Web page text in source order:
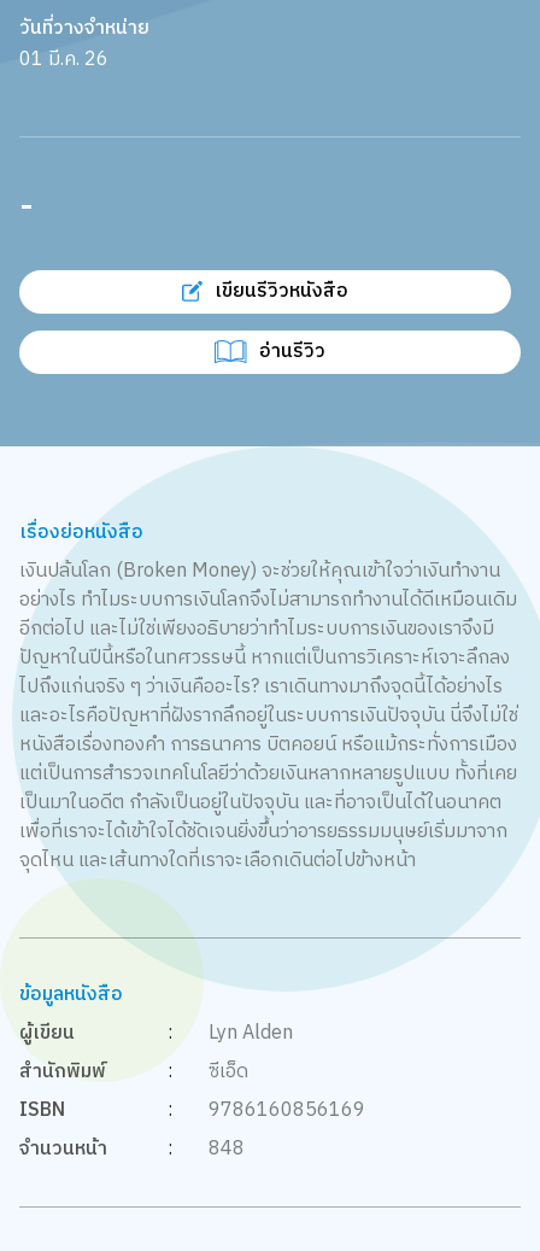
วันที่วางจำหน่าย
01 มี.ค. 26
-
เขียนรีวิวหนังสือ
อ่านรีวิว
เรื่องย่อหนังสือ
เงินปล้นโลก (Broken Money) จะช่วยให้คุณเข้าใจว่าเงินทำงาน
อย่างไร ทำไมระบบการเงินโลกจึงไม่สามารถทำงานได้ดีเหมือนเดิม
อีกต่อไป และไม่ใช่เพียงอธิบายว่าทำไมระบบการเงินของเราจึงมี
ปัญหาในปีนี้หรือในทศวรรษนี้ หากแต่เป็นการวิเคราะห์เจาะลึกลง
ไปถึงแก่นจริง ๆ ว่าเงินคืออะไร? เราเดินทางมาถึงจุดนี้ได้อย่างไร
และอะไรคือปัญหาที่ฝังรากลึกอยู่ในระบบการเงินปัจจุบัน นี่จึงไม่ใช่
หนังสือเรื่องทองคำ การธนาคาร บิตคอยน์ หรือแม้กระทั่งการเมือง
แต่เป็นการสำรวจเทคโนโลยีว่าด้วยเงินหลากหลายรูปแบบ ทั้งที่เคย
เป็นมาในอดีต กำลังเป็นอยู่ในปัจจุบัน และที่อาจเป็นได้ในอนาคต
เพื่อที่เราจะได้เข้าใจได้ชัดเจนยิ่งขึ้นว่าอารยธรรมมนุษย์เริ่มมาจาก
จุดไหน และเส้นทางใดที่เราจะเลือกเดินต่อไปข้างหน้า
ข้อมูลหนังสือ
ผู้เขียน
:
Lyn Alden
สำนักพิมพ์
:
ซีเอ็ด
ISBN
:
9786160856169
จำนวนหน้า
: 848